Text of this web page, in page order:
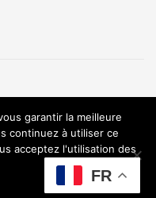
FR
garantir la meilleure
continuez à utiliser ce
acceptez l'utilisation des